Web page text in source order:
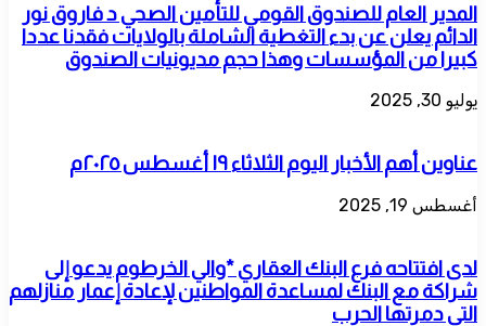
المدير العام للصندوق القومي للتأمين الصحي د فاروق نور
الدائم يعلن عن بدء التغطية الشاملة بالولايات فقدنا عددا
كبيرا من المؤسسات وهذا حجم مديونيات الصندوق
يوليو 30, 2025
عناوين أهم الأخبار اليوم الثلاثاء ١٩ أغسطس ٢٠٢٥م
أغسطس 19, 2025
لدى افتتاحه فرع البنك العقاري *والي الخرطوم يدعو إلى
شراكة مع البنك لمساعدة المواطنين لإعادة إعمار منازلهم
التي دمرتها الحرب